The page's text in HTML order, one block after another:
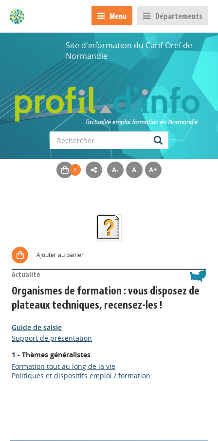
Menu Départements
Site d'information du Carif-Oref de
Normandie
A- A A+
Ajouter au panier
Actualité
Organismes de formation : vous disposez de
plateaux techniques, recensez-les !
Guide de saisie
Support de présentation
1 - Thèmes généralistes
Formation tout au long de la vie
Politiques et dispositifs emploi / formation
Appels à projets